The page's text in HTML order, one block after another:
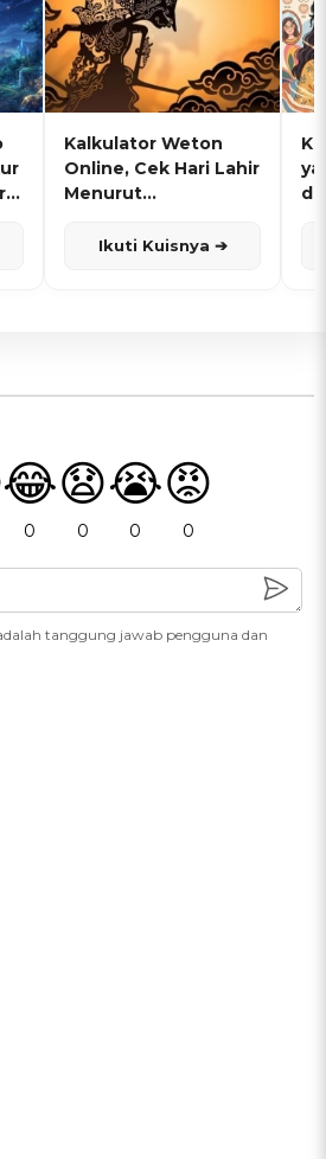
Kalkulator Weton
Online, Cek Hari Lahir
Menurut
Ikuti Kuisnya ➔
😂
0
😧
0
😭
0
😡
0
tanggung jawab pengguna dan